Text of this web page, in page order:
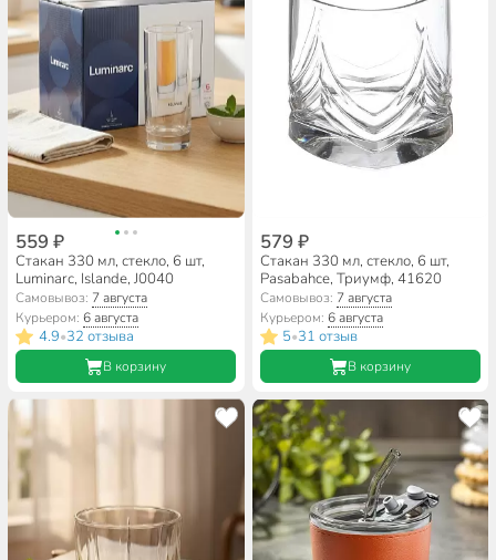
559 ₽
Стакан 330 мл, стекло, 6 шт,
Luminarc, Islande, J0040
Самовывоз: 7 августа
Курьером:6 августа
4.9•32 отзыва
В корзину
579 ₽
Стакан 330 мл, стекло, 6 шт,
Pasabahce, Триумф, 41620
Самовывоз: 7 августа
Курьером: 6 августа
5•31 отзыв
В корзину